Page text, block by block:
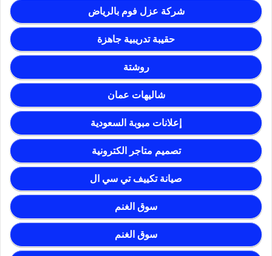
شركة عزل فوم بالرياض
حقيبة تدريبية جاهزة
روشتة
شاليهات عمان
إعلانات مبوبة السعودية
تصميم متاجر الكترونية
صيانة تكييف تي سي ال
سوق الغنم
سوق الغنم